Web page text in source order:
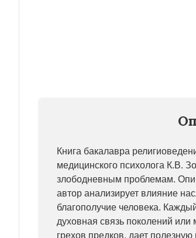
Книга бакалавра
медицинского психолога К.В.
злободневным проблемам.
автор анализирует влияние
благополучие человека.
духовная связь поколений или
грехов предков, дает